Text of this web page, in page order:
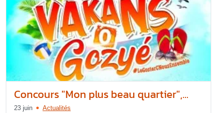
Concours "Mon plus beau quartier",...
23 juin Actualités